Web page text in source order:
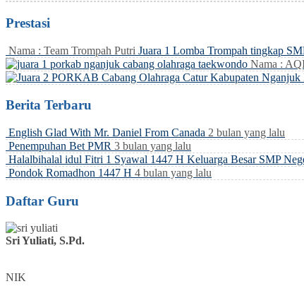
Prestasi
Nama : Team Trompah Putri Juara 1 Lomba Trompah tingkap
Nama :
Berita Terbaru
English Glad With Mr. Daniel From Canada 2 bulan yang lalu
Penempuhan Bet PMR 3 bulan yang lalu
Halalbihalal idul Fitri 1 Syawal 1447 H Keluarga Besar SMP
Pondok Romadhon 1447 H 4 bulan yang lalu
Daftar Guru
Sri Yuliati, S.Pd.
NIK